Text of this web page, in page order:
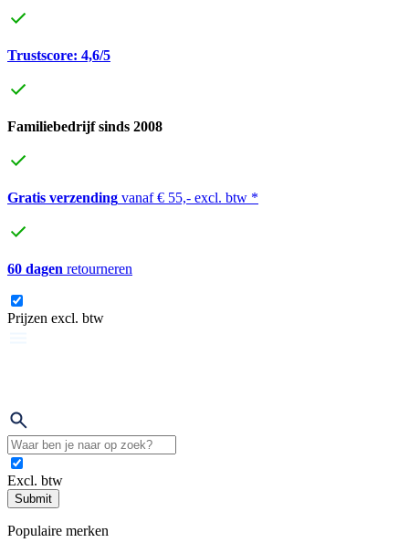
Trustscore: 4,6/5
Familiebedrijf sinds 2008
Gratis verzending vanaf € 55,- excl. btw *
60 dagen retourneren
Prijzen excl. btw
Excl. btw
Submit
Populaire merken